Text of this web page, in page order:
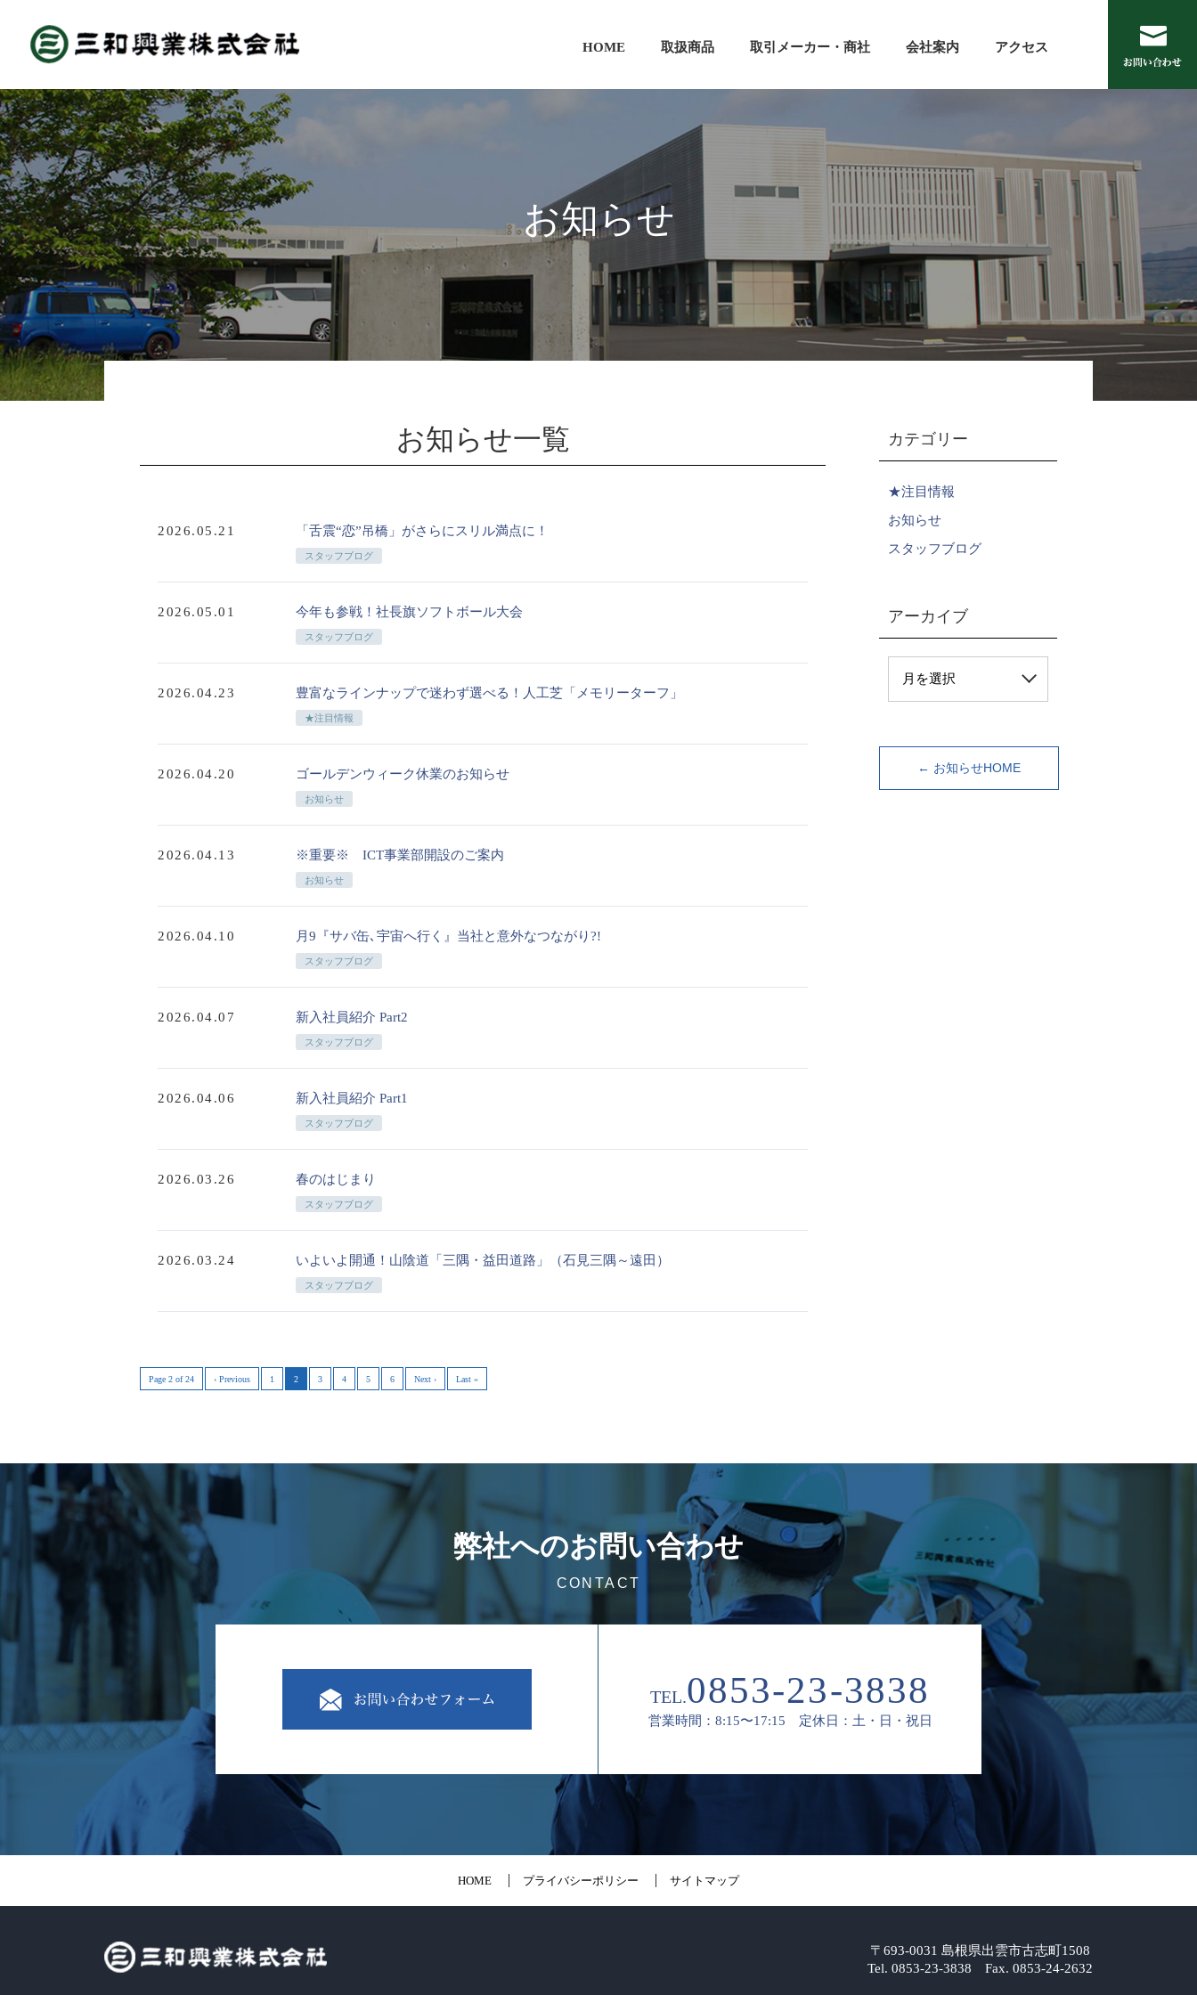
HOME 取扱商品 取引メーカー・商社 会社案内 アクセス
お知らせ
お知らせ一覧
2026.05.21 「舌震“恋”吊橋」がさらにスリル満点に！
スタッフブログ
2026.05.01 今年も参戦！社長旗ソフトボール大会
スタッフブログ
2026.04.23 豊富なラインナップで迷わず選べる！人工芝「メモリーターフ」
★注目情報
2026.04.20 ゴールデンウィーク休業のお知らせ
お知らせ
2026.04.13 ※重要※ ICT事業部開設のご案内
お知らせ
2026.04.10 月9『サバ缶､宇宙へ行く』当社と意外なつながり?!
スタッフブログ
2026.04.07 新入社員紹介 Part2
スタッフブログ
2026.04.06 新入社員紹介 Part1
スタッフブログ
2026.03.26 春のはじまり
スタッフブログ
2026.03.24 いよいよ開通！山陰道「三隅・益田道路」（石見三隅～遠田）
スタッフブログ
Page 2 of 24 ‹ Previous 1 2 3 4 5 6 Next › Last »
カテゴリー
★注目情報
お知らせ
スタッフブログ
アーカイブ
← お知らせHOME
弊社へのお問い合わせ
CONTACT
TEL.0853-23-3838
営業時間：8:15〜17:15 定休日：土・日・祝日
HOME プライバシーポリシー サイトマップ
〒693-0031 島根県出雲市古志町1508
Tel. 0853-23-3838 Fax. 0853-24-2632